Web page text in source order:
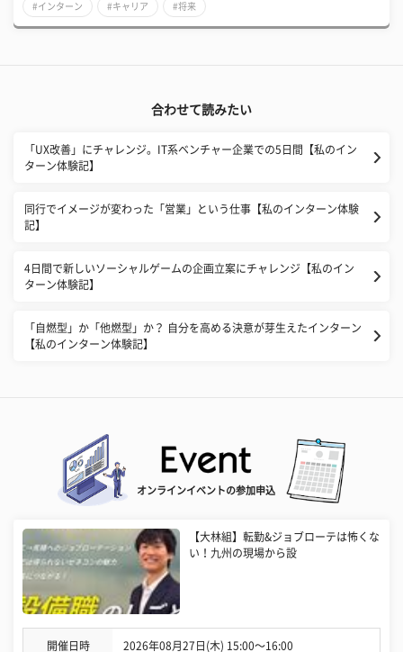
#インターン #キャリア #将来
合わせて読みたい
「UX改善」にチャレンジ。IT系ベンチャー企業での5日間【私のイン
ターン体験記】
同行でイメージが変わった「営業」という仕事【私のインターン体験
記】
4日間で新しいソーシャルゲームの企画立案にチャレンジ【私のイン
ターン体験記】
「自燃型」か「他燃型」か？ 自分を高める決意が芽生えたインターン
【私のインターン体験記】
オンラインイベントの参加申込
【大林組】転勤&ジョブローテは怖くな
い！九州の現場から設
開催日時 2026年08月27日(木) 15:00〜16:00